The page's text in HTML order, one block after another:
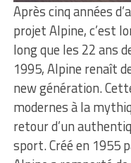
Après cinq années
projet Alpine, c’est
long que les 22 ans
1995, Alpine renaît
new génération.
modernes à la
retour d’un
sport. Créé en 1955